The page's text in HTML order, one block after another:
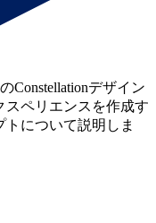
Constellationデザイン
スペリエンスを作成す
について説明しま